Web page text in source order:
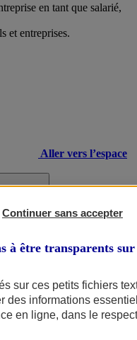
en tant que salarié,
et entreprises.
Aller vers l’espace
Continuer sans accepter
à être transparents
sur ces petits fichiers
des informations
en ligne, dans le